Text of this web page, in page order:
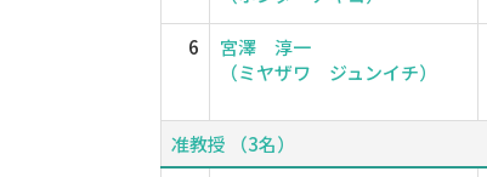
6
宮澤 淳一
（ミヤザワ ジュンイチ）
准教授 （3名）